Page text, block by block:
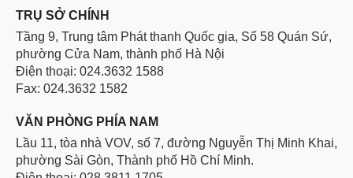
TRỤ SỞ CHÍNH
Tầng 9, Trung tâm Phát thanh Quốc gia, Số 58 Quán Sứ,
phường Cửa Nam, thành phố Hà Nội
Điện thoại: 024.3632 1588
Fax: 024.3632 1582
VĂN PHÒNG PHÍA NAM
Lầu 11, tòa nhà VOV, số 7, đường Nguyễn Thị Minh Khai,
phường Sài Gòn, Thành phố Hồ Chí Minh.